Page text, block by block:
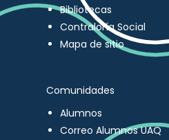
Bibliotecas
Contraloría Social
Mapa de sitio
Comunidades
Alumnos
Correo Alumnos UAQ